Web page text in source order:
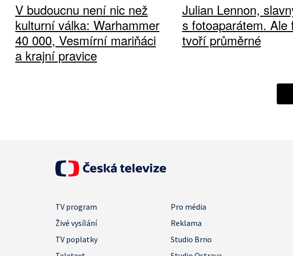
V budoucnu není nic než
kulturní válka: Warhammer
40 000, Vesmírní mariňáci
a krajní pravice
Julian Lennon,
s fotoaparátem. Ale
tvoří průměrné
TV program
Pro média
Živé vysílání
Reklama
TV poplatky
Studio Brno